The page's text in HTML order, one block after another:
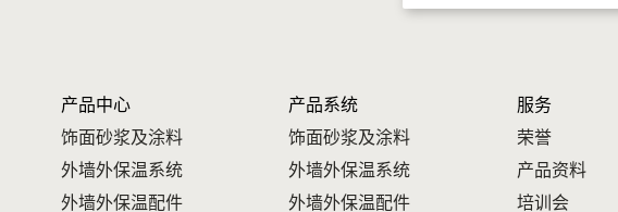
产品中心
饰面砂浆及涂料
外墙外保温系统
外墙外保温配件
产品系统
饰面砂浆及涂料
外墙外保温系统
外墙外保温配件
服务
荣誉
产品资料
培训会